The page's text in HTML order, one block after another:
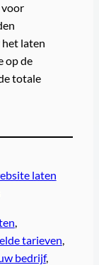
voor
laten
op de
totale
laten
tarieven
bedrijf